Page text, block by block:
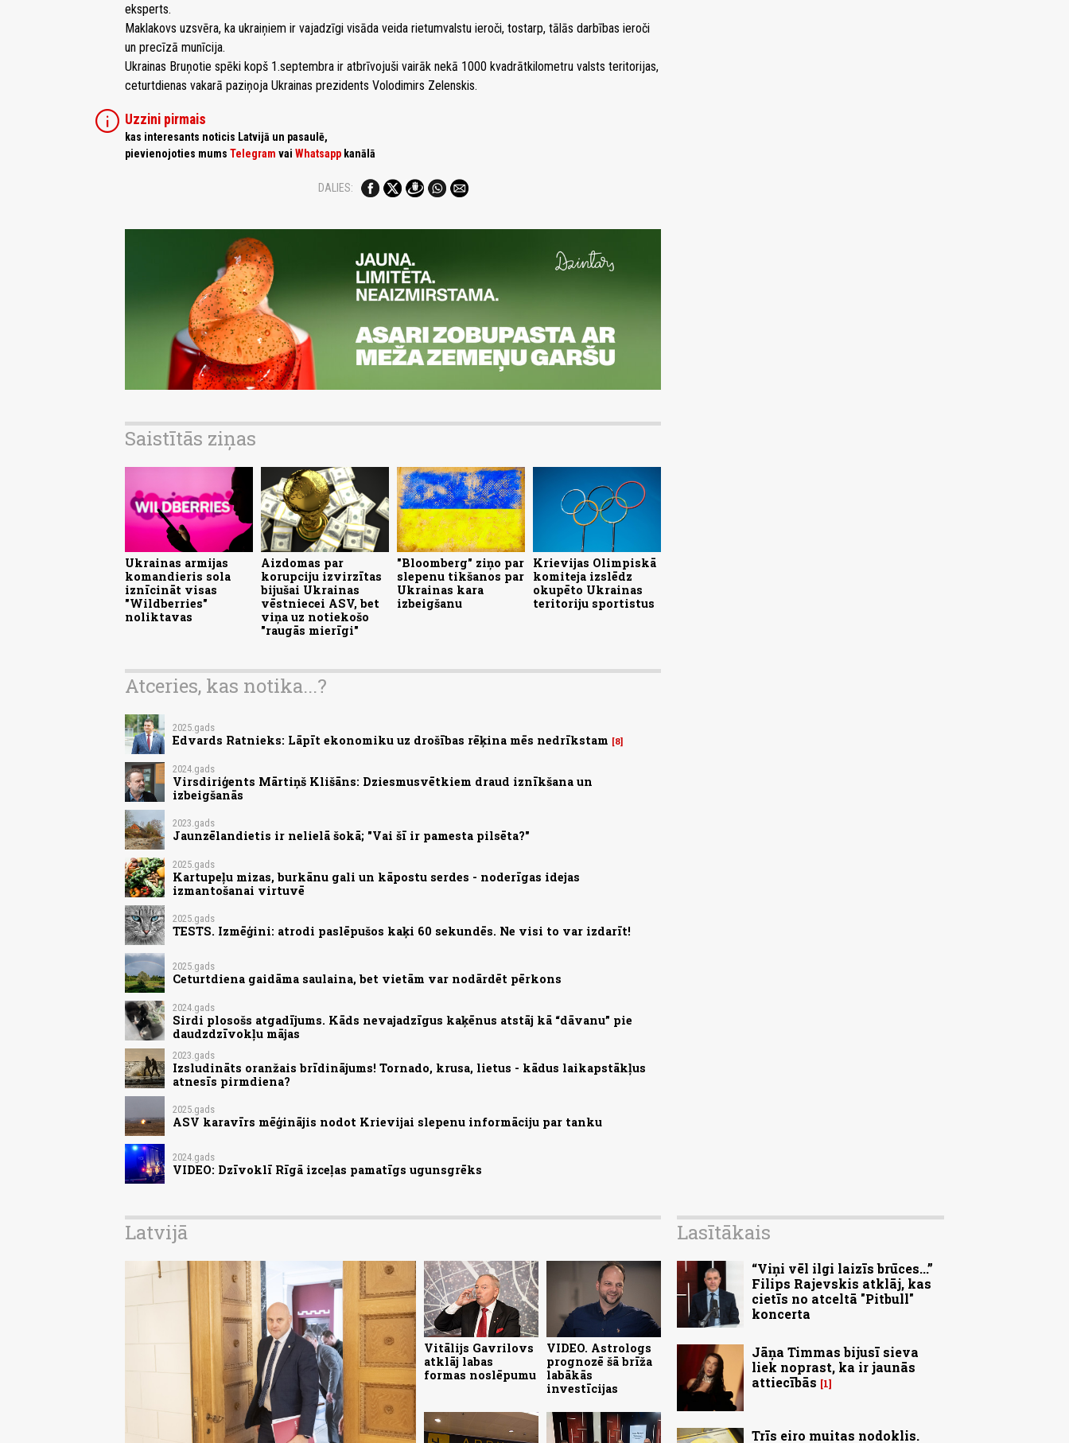
eksperts.
Maklakovs uzsvēra, ka ukraiņiem ir vajadzīgi visāda veida rietumvalstu ieroči, tostarp, tālās darbības ieroči
un precīzā munīcija.
Ukrainas Bruņotie spēki kopš 1.septembra ir atbrīvojuši vairāk nekā 1000 kvadrātkilometru valsts teritorijas,
ceturtdienas vakarā paziņoja Ukrainas prezidents Volodimirs Zelenskis.
info Uzzini pirmais
kas interesants noticis Latvijā un pasaulē,
pievienojoties mums Telegram vai Whatsapp kanālā
DALIES:
Saistītās ziņas
Ukrainas armijas
komandieris sola
iznīcināt visas
"Wildberries"
noliktavas
Aizdomas par
korupciju izvirzītas
bijušai Ukrainas
vēstniecei ASV, bet
viņa uz notiekošo
"raugās mierīgi"
"Bloomberg" ziņo par
slepenu tikšanos par
Ukrainas kara
izbeigšanu
Krievijas Olimpiskā
komiteja izslēdz
okupēto Ukrainas
teritoriju sportistus
Atceries, kas notika...?
2025.gads
Edvards Ratnieks: Lāpīt ekonomiku uz drošības rēķina mēs nedrīkstam 8
2024.gads
Virsdiriģents Mārtiņš Klišāns: Dziesmusvētkiem draud iznīkšana un
izbeigšanās
2023.gads
Jaunzēlandietis ir nelielā šokā; "Vai šī ir pamesta pilsēta?"
2025.gads
Kartupeļu mizas, burkānu gali un kāpostu serdes - noderīgas idejas
izmantošanai virtuvē
2025.gads
TESTS. Izmēģini: atrodi paslēpušos kaķi 60 sekundēs. Ne visi to var izdarīt!
2025.gads
Ceturtdiena gaidāma saulaina, bet vietām var nodārdēt pērkons
2024.gads
Sirdi plosošs atgadījums. Kāds nevajadzīgus kaķēnus atstāj kā “dāvanu” pie
daudzdzīvokļu mājas
2023.gads
Izsludināts oranžais brīdinājums! Tornado, krusa, lietus - kādus laikapstākļus
atnesīs pirmdiena?
2025.gads
ASV karavīrs mēģinājis nodot Krievijai slepenu informāciju par tanku
2024.gads
VIDEO: Dzīvoklī Rīgā izceļas pamatīgs ugunsgrēks
Latvijā
Vitālijs Gavrilovs
atklāj labas
formas noslēpumu
VIDEO. Astrologs
prognozē šā brīža
labākās
investīcijas
Lasītākais
“Viņi vēl ilgi laizīs brūces...”
Filips Rajevskis atklāj, kas
cietīs no atceltā "Pitbull"
koncerta
Jāņa Timmas bijusī sieva
liek noprast, ka ir jaunās
attiecībās
1
Trīs eiro muitas nodoklis.